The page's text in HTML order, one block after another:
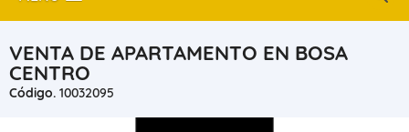
VENTA DE APARTAMENTO EN BOSA
CENTRO
Código. 10032095